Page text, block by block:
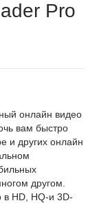
Pro
онлайн видео
вам быстро
и других онлайн
другом.
HD, HQ-и 3D-